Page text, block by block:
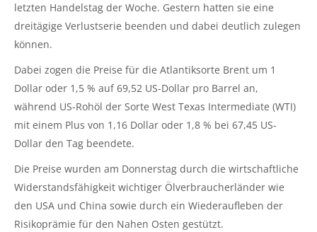
letzten Handelstag der Woche. Gestern hatten sie eine
dreitägige Verlustserie beenden und dabei deutlich zulegen
können.
Dabei zogen die Preise für die Atlantiksorte Brent um 1
Dollar oder 1,5 % auf 69,52 US-Dollar pro Barrel an,
während US-Rohöl der Sorte West Texas Intermediate (WTI)
mit einem Plus von 1,16 Dollar oder 1,8 % bei 67,45 US-
Dollar den Tag beendete.
Die Preise wurden am Donnerstag durch die wirtschaftliche
Widerstandsfähigkeit wichtiger Ölverbraucherländer wie
den USA und China sowie durch ein Wiederaufleben der
Risikoprämie für den Nahen Osten gestützt.